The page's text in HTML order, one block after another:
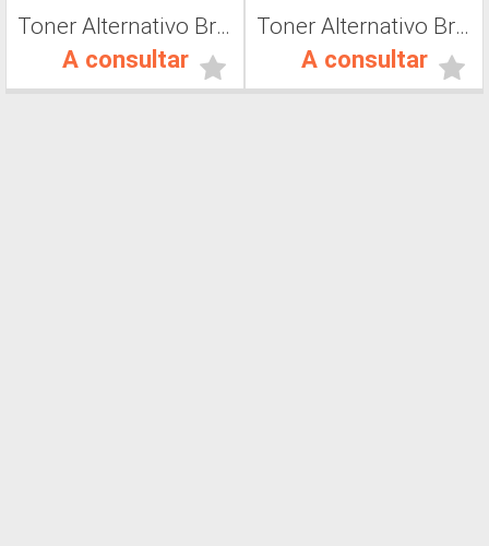
Toner Alternativo Brother TN 419C, Impresora Láser
A consultar
Toner Alternativo Brother TN 319C, Impresora Láser
A consultar